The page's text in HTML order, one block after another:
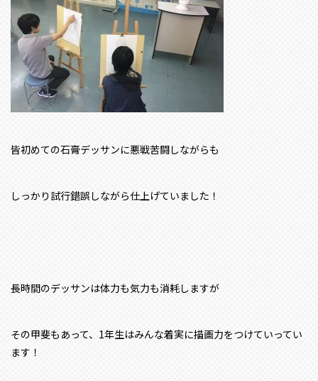
皆初めての石膏デッサンに悪戦苦闘しながらも
しっかり試行錯誤しながら仕上げていました！
長時間のデッサンは体力も気力も消耗しますが
その甲斐もあって、1年生はみんな着実に描画力をつけていってい
ます！